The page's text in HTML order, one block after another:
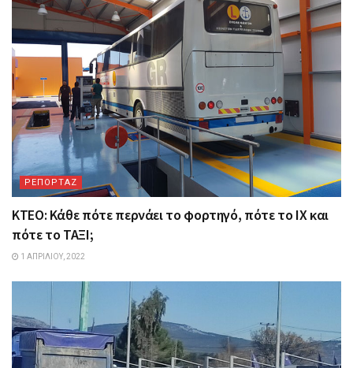
ΡΕΠΟΡΤΑΖ
ΚΤΕΟ: Κάθε πότε περνάει το φορτηγό, πότε το ΙΧ και
πότε το ΤΑΞΙ;
1 ΑΠΡΙΛΊΟΥ, 2022